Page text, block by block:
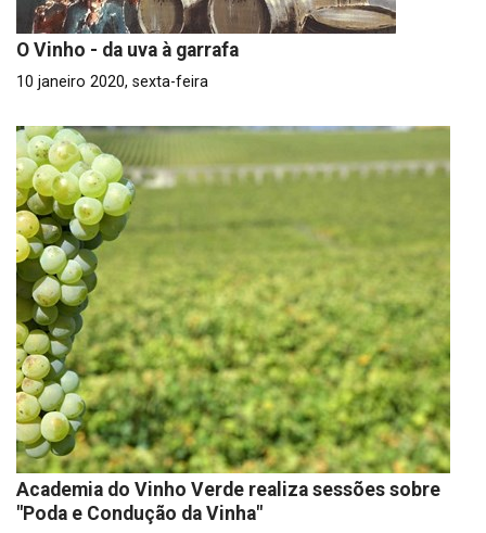
O Vinho - da uva à garrafa
10 janeiro 2020, sexta-feira
Academia do Vinho Verde realiza sessões sobre
"Poda e Condução da Vinha"